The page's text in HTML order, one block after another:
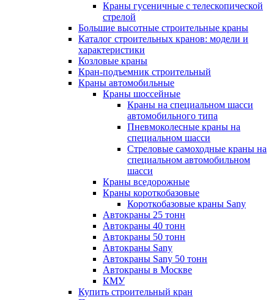
Краны гусеничные с телескопической
стрелой
Большие высотные строительные краны
Каталог строительных кранов: модели и
характеристики
Козловые краны
Кран-подъемник строительный
Краны автомобильные
Краны шоссейные
Краны на специальном шасси
автомобильного типа
Пневмоколесные краны на
специальном шасси
Стреловые самоходные краны на
специальном автомобильном
шасси
Краны вседорожные
Краны короткобазовые
Короткобазовые краны Sany
Автокраны 25 тонн
Автокраны 40 тонн
Автокраны 50 тонн
Автокраны Sany
Автокраны Sany 50 тонн
Автокраны в Москве
КМУ
Купить строительный кран